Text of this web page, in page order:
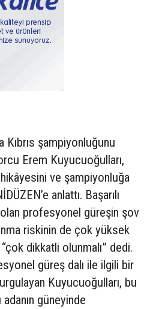
Kıbrıs şampiyonluğunu
Erem Kuyucuoğulları,
ve şampiyonluğa
anlattı. Başarılı
profesyonel güreşin şov
riskinin de çok yüksek
dikkatli olunmalı” dedi.
güreş dalı ile ilgili bir
Kuyucuoğulları, bu
adanın güneyinde